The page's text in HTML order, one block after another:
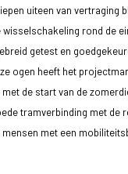
uiteen van
rond de
getest en
ogen heeft het
de start van de
tramverbinding met de
met een